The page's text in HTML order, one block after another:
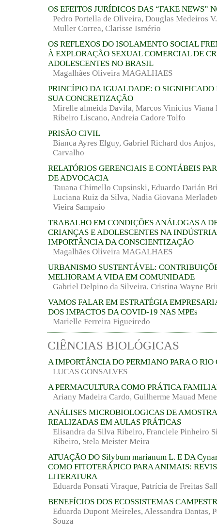
OS EFEITOS JURÍDICOS DAS “FAKE NEWS”
Pedro Portella de Oliveira, Douglas Medeiros
Muller Correa, Clarisse Ismério
OS REFLEXOS DO ISOLAMENTO SOCIAL
À EXPLORAÇÃO SEXUAL COMERCIAL DE
ADOLESCENTES NO BRASIL
Magalhães Oliveira MAGALHAES
PRINCÍPIO DA IGUALDADE: O
SUA CONCRETIZAÇÃO
Mirelle almeida Davila, Marcos Vinicius Viana
Ribeiro Liscano, Andreia Cadore Tolfo
PRISÃO CIVIL
Bianca Ayres Elguy, Gabriel Richard dos
Carvalho
RELATÓRIOS GERENCIAIS E CONTÁBEIS
DE ADVOCACIA
Tauana Chimello Cupsinski, Eduardo Darián
Luciana Ruiz da Silva, Nadia Giovana
Vieira Sampaio
TRABALHO EM CONDIÇÕES ANÁLOGAS A
CRIANÇAS E ADOLESCENTES NA
IMPORTÂNCIA DA CONSCIENTIZAÇÃO
Magalhães Oliveira MAGALHAES
URBANISMO SUSTENTÁVEL:
MELHORAM A VIDA EM COMUNIDADE
Gabriel Delpino da Silveira, Cristina Wayne
VAMOS FALAR EM ESTRATÉGIA
DOS IMPACTOS DA COVID-19 NAS MPEs
Marielle Ferreira Figueiredo
CIÊNCIAS BIOLÓGICAS
A IMPORTÂNCIA DO PERMIANO PARA O RIO
LUCAS GONSALVES
A PERMACULTURA COMO PRÁTICA
Ariany Madeira Cardo, Guilherme Mauad
ANÁLISES MICROBIOLOGICAS DE
REALIZADAS EM AULAS PRÁTICAS
Elisandra da Silva Ribeiro, Franciele Pinheiro
Ribeiro, Stela Meister Meira
ATUAÇÃO DO Silybum marianum L. E DA
COMO FITOTERÁPICO PARA ANIMAIS:
LITERATURA
Eduarda Ponsati Viraque, Patrícia de Freitas
BENEFÍCIOS DOS ECOSSISTEMAS
Eduarda Dupont Meireles, Alessandra Dantas,
Souza